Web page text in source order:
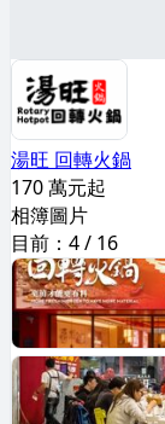
湯旺 回轉火鍋
170 萬元起
相簿圖片
目前： 4/ 16